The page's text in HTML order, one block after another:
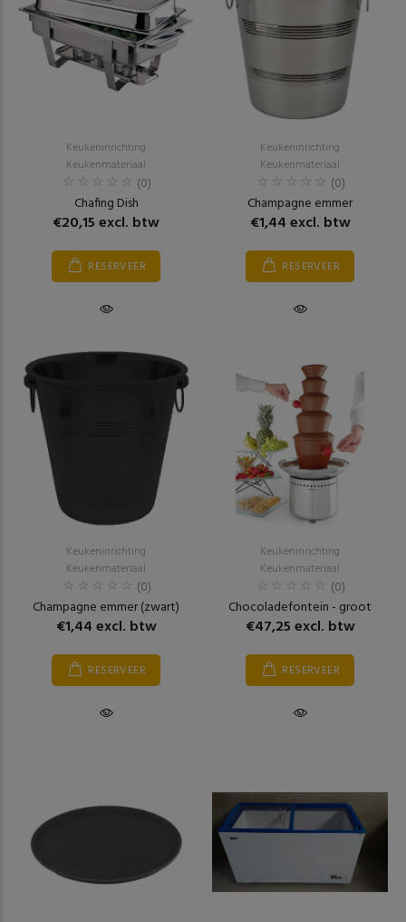
Keukeninrichting
Keukenmateriaal
(0)
Chafing Dish
€20,15 excl. btw
RESERVEER
Keukeninrichting
Keukenmateriaal
(0)
Champagne emmer
€1,44 excl. btw
RESERVEER
Keukeninrichting
Keukenmateriaal
(0)
Champagne emmer (zwart)
€1,44 excl. btw
RESERVEER
Keukeninrichting
Keukenmateriaal
(0)
Chocoladefontein - groot
€47,25 excl. btw
RESERVEER